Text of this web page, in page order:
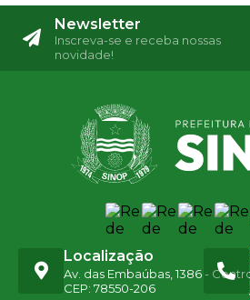
Newsletter
Inscreva-se e receba nossas
novidade!
Localização
Av. das Embaúbas, 1386 -
CEP: 78550-206